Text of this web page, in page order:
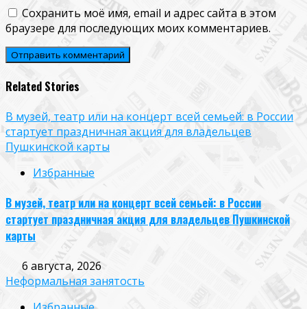
Сохранить моё имя, email и адрес сайта в этом
браузере для последующих моих комментариев.
Related Stories
В музей, театр или на концерт всей семьей: в России
стартует праздничная акция для владельцев
Пушкинской карты
Избранные
В музей, театр или на концерт всей семьей: в России
стартует праздничная акция для владельцев Пушкинской
карты
6 августа, 2026
Неформальная занятость